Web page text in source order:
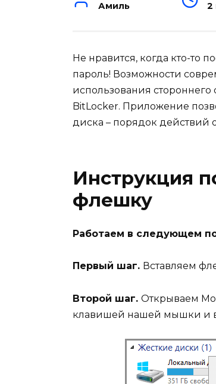
Амиль 2
Не нравится, когда кто-то
пароль! Возможности
использования стороннего
BitLocker. Приложение
диска – порядок действий
Инструкция
флешку
Работаем в следующем
Первый шаг. Вставляем
Второй шаг. Открываем
клавишей нашей мышки и